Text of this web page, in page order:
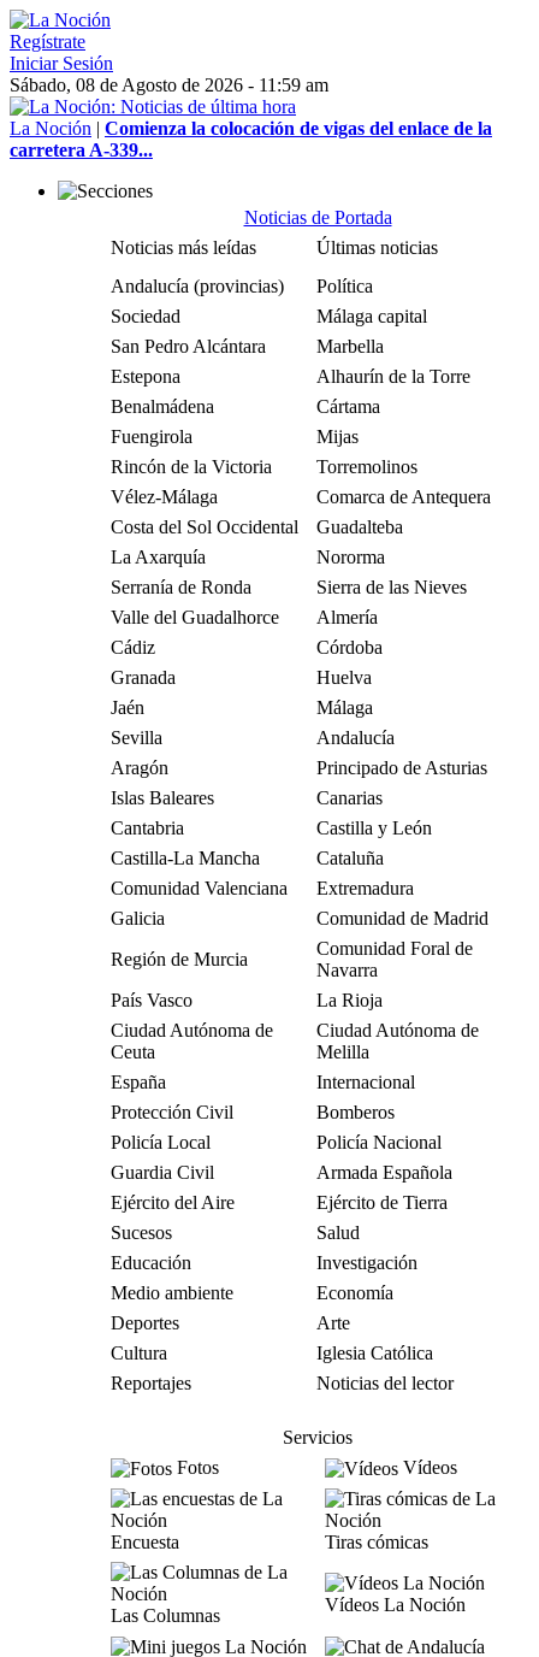
Regístrate
Iniciar Sesión
Sábado, 08 de Agosto de 2026 - 11:59 am
La Noción | Comienza la colocación de vigas del enlace de la
carretera A-339...
Noticias de Portada
Noticias más leídas
Últimas noticias
Andalucía (provincias)
Política
Sociedad
Málaga capital
San Pedro Alcántara
Marbella
Estepona
Alhaurín de la Torre
Benalmádena
Cártama
Fuengirola
Mijas
Rincón de la Victoria
Torremolinos
Vélez-Málaga
Comarca de Antequera
Costa del Sol Occidental
Guadalteba
La Axarquía
Nororma
Serranía de Ronda
Sierra de las Nieves
Valle del Guadalhorce
Almería
Cádiz
Córdoba
Granada
Huelva
Jaén
Málaga
Sevilla
Andalucía
Aragón
Principado de Asturias
Islas Baleares
Canarias
Cantabria
Castilla y León
Castilla-La Mancha
Cataluña
Comunidad Valenciana
Extremadura
Galicia
Comunidad de Madrid
Región de Murcia
Comunidad Foral de
Navarra
País Vasco
La Rioja
Ciudad Autónoma de
Ceuta
Ciudad Autónoma de
Melilla
España
Internacional
Protección Civil
Bomberos
Policía Local
Policía Nacional
Guardia Civil
Armada Española
Ejército del Aire
Ejército de Tierra
Sucesos
Salud
Educación
Investigación
Medio ambiente
Economía
Deportes
Arte
Cultura
Iglesia Católica
Reportajes
Noticias del lector
Servicios
Fotos
Vídeos
Encuesta Tiras cómicas
Las Columnas
Vídeos La Noción